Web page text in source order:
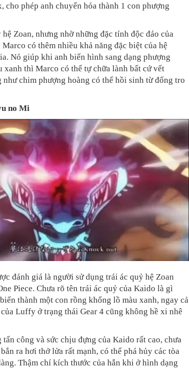
cho phép anh chuyển hóa thành 1 con phượng
Zoan, nhưng nhờ những đặc tính độc đáo của
có thêm nhiều khả năng đặc biệt của hệ
Nó giúp khi anh biến hình sang dạng phượng
xanh thì Marco có thể tự chữa lành bất cứ vết
như chim phượng hoàng có thể hồi sinh từ đống tro
no Mi
đánh giá là người sử dụng trái ác quỷ hệ Zoan
Piece. Chưa rõ tên trái ác quỷ của Kaido là gì
thành một con rồng khổng lồ màu xanh, ngay cả
Luffy ở trạng thái Gear 4 cũng không hề xi nhê
tấn công và sức chịu đựng của Kaido rất cao, chưa
ra hơi thở lửa rất mạnh, có thể phá hủy các tòa
Thậm chí kích thước của hắn khi ở hình dạng